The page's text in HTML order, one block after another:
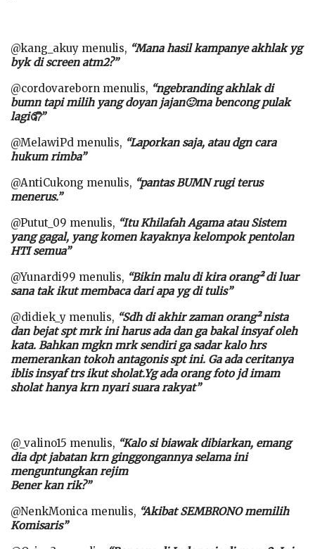
@kang_akuy menulis, “Mana hasil kampanye akhlak yg
byk di screen atm2?”
@cordovareborn menulis, “ngebranding akhlak di
bumn tapi milih yang doyan jajan🙂ma bencong pulak
lagi🤦”
@MelawiPd menulis, “Laporkan saja, atau dgn cara
hukum rimba”
@AntiCukong menulis, “pantas BUMN rugi terus
menerus.”
@Putut_09 menulis, “Itu Khilafah Agama atau Sistem
yang gagal, yang komen kayaknya kelompok pentolan
HTI semua”
@Yunardi99 menulis, “Bikin malu di kira orang² di luar
sana tak ikut membaca dari apa yg di tulis”
@didiek_y menulis, “Sdh di akhir zaman orang² nista
dan bejat spt mrk ini harus ada dan ga bakal insyaf oleh
kata. Bahkan mgkn mrk sendiri ga sadar kalo hrs
memerankan tokoh antagonis spt ini. Ga ada ceritanya
iblis insyaf trs ikut sholat.Yg ada orang foto jd imam
sholat hanya krn nyari suara rakyat”
@_valino15 menulis, “Kalo si biawak dibiarkan, emang
dia dpt jabatan krn ginggongannya selama ini
menguntungkan rejim
Bener kan rik?”
@NenkMonica menulis, “Akibat SEMBRONO memilih
Komisaris”